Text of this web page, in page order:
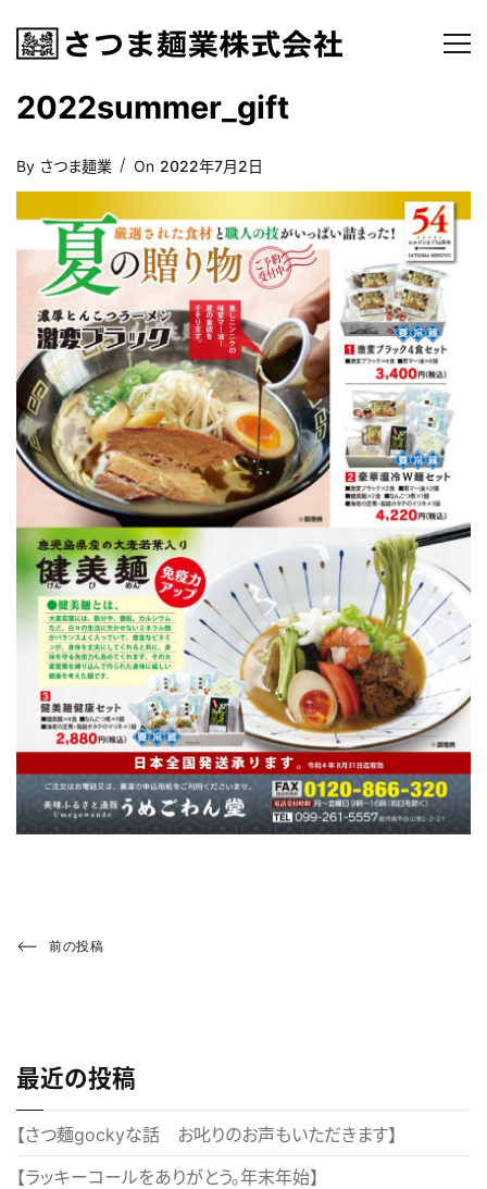
2022summer_gift
By さつま麺業
Posted
On
On 2022年7月2日
投
ゲ
ー
Previous
前の投稿
最近の投稿
【さつ麺gockyな話 お叱りのお声もいただきます】
【ラッキーコールをありがとう。年末年始】